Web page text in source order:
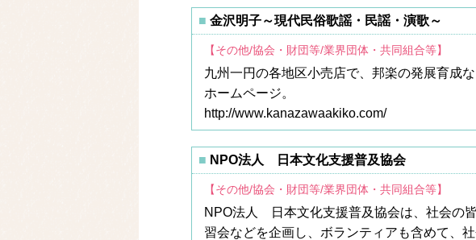
金沢明子～現代民俗歌謡・民謡・演歌～
【その他/協会・財団等/業界団体・共同組合等】
九州一円の各地区小売店で、邦楽の発展育成
ホームページ。
http://www.kanazawaakiko.com/
NPO法人 日本文化支援普及協会
【その他/協会・財団等/業界団体・共同組合等】
NPO法人 日本文化支援普及協会は、社会の
習会などを企画し、ボランティアも含めて、